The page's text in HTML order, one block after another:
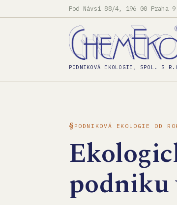
Pod Návsí 88/4, 196 00 Praha
PODNIKOVÁ EKOLOGIE, SPOL. S
PODNIKOVÁ EKOLOGIE OD
podniku